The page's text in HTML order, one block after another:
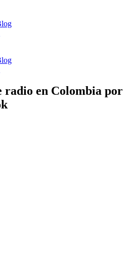
radio en Colombia por